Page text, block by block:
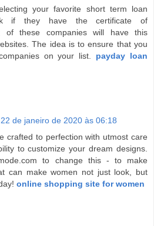
your favorite short term loan
if they have the certificate of
of these companies will have this
The idea is to ensure that you
on your list. payday loan
22 de janeiro de 2020 às 06:18
crafted to perfection with utmost care
to customize your dream designs.
to change this - to make
can make women not just look, but
online shopping site for women